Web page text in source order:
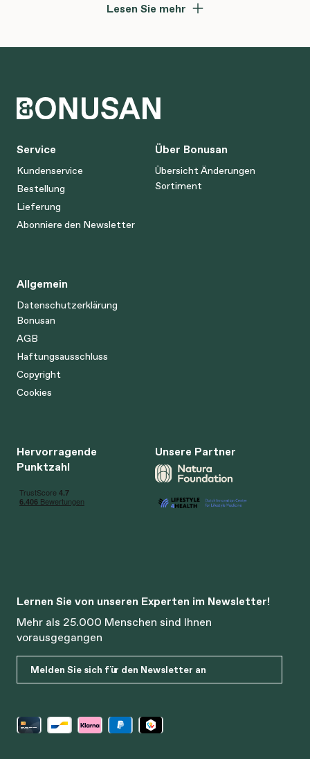
Lesen Sie mehr
Service
Kundenservice
Bestellung
Lieferung
Abonniere den Newsletter
Über Bonusan
Übersicht Änderungen
Sortiment
Allgemein
Datenschutzerklärung
Bonusan
AGB
Haftungsausschluss
Copyright
Cookies
Hervorragende
Punktzahl
Unsere Partner
Lernen Sie von unseren Experten im Newsletter!
Mehr als 25.000 Menschen sind Ihnen
vorausgegangen
Melden Sie sich für den Newsletter an